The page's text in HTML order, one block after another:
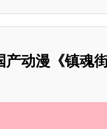
动漫《镇魂